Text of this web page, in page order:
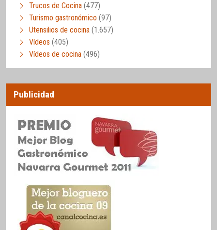
Trucos de Cocina (477)
Turismo gastronómico (97)
Utensilios de cocina (1.657)
Vídeos (405)
Vídeos de cocina (496)
Publicidad